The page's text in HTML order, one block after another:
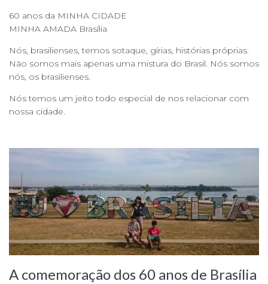
60 anos da MINHA CIDADE
MINHA AMADA Brasília
Nós, brasilienses, temos sotaque, gírias, histórias próprias.
Não somos mais apenas uma mistura do Brasil. Nós somos
nós, os brasilienses.
Nós temos um jeito todo especial de nos relacionar com
nossa cidade.
A comemoração dos 60 anos de Brasília